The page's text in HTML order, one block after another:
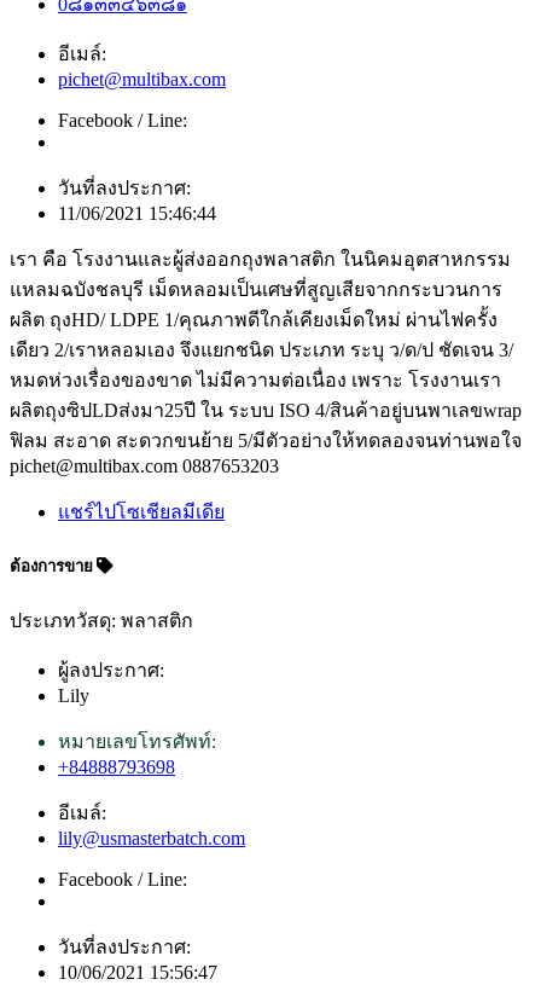
อีเมล์:
pichet@multibax.com
Facebook / Line:
วันที่ลงประกาศ:
11/06/2021 15:46:44
เรา คือ โรงงานและผู้ส่งออกถุงพลาสติก ในนิคมอุตสาหกรรม
แหลมฉบังชลบุรี เม็ดหลอมเป็นเศษที่สูญเสียจากกระบวนการ
ผลิต ถุงHD/ LDPE 1/คุณภาพดีใกล้เคียงเม็ดใหม่ ผ่านไฟครั้ง
เดียว 2/เราหลอมเอง จึงแยกชนิด ประเภท ระบุ ว/ด/ป ชัดเจน 3/
หมดห่วงเรื่องของขาด ไม่มีความต่อเนื่อง เพราะ โรงงานเรา
ผลิตถุงซิปLDส่งมา25ปี ใน ระบบ ISO 4/สินค้าอยู่บนพาเลขwrap
ฟิลม สะอาด สะดวกขนย้าย 5/มีตัวอย่างให้ทดลองจนท่านพอใจ
pichet@multibax.com 0887653203
แชร์ไปโซเชียลมีเดีย
ต้องการขาย
ประเภทวัสดุ: พลาสติก
ผู้ลงประกาศ:
Lily
หมายเลขโทรศัพท์:
+84888793698
อีเมล์:
lily@usmasterbatch.com
Facebook / Line:
วันที่ลงประกาศ:
10/06/2021 15:56:47